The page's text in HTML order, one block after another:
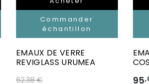
Commander
échantillon
EMAUX DE VERRE
REVIGLASS URUMEA
62.38 € 95